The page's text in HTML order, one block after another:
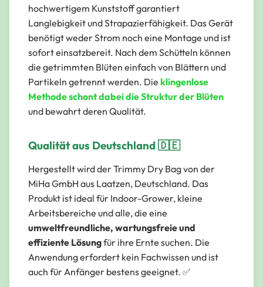
hochwertigem Kunststoff garantiert
Langlebigkeit und Strapazierfähigkeit. Das Gerät
benötigt weder Strom noch eine Montage und ist
sofort einsatzbereit. Nach dem Schütteln können
die getrimmten Blüten einfach von Blättern und
Partikeln getrennt werden. Die klingenlose
Methode schont dabei die Struktur der Blüten
und bewahrt deren Qualität.
Qualität aus Deutschland 🇩🇪
Hergestellt wird der Trimmy Dry Bag von der
MiHa GmbH aus Laatzen, Deutschland. Das
Produkt ist ideal für Indoor-Grower, kleine
Arbeitsbereiche und alle, die eine
umweltfreundliche, wartungsfreie und
effiziente Lösungfür ihre Ernte suchen. Die
Anwendung erfordert kein Fachwissen und ist
auch für Anfänger bestens geeignet. ✅